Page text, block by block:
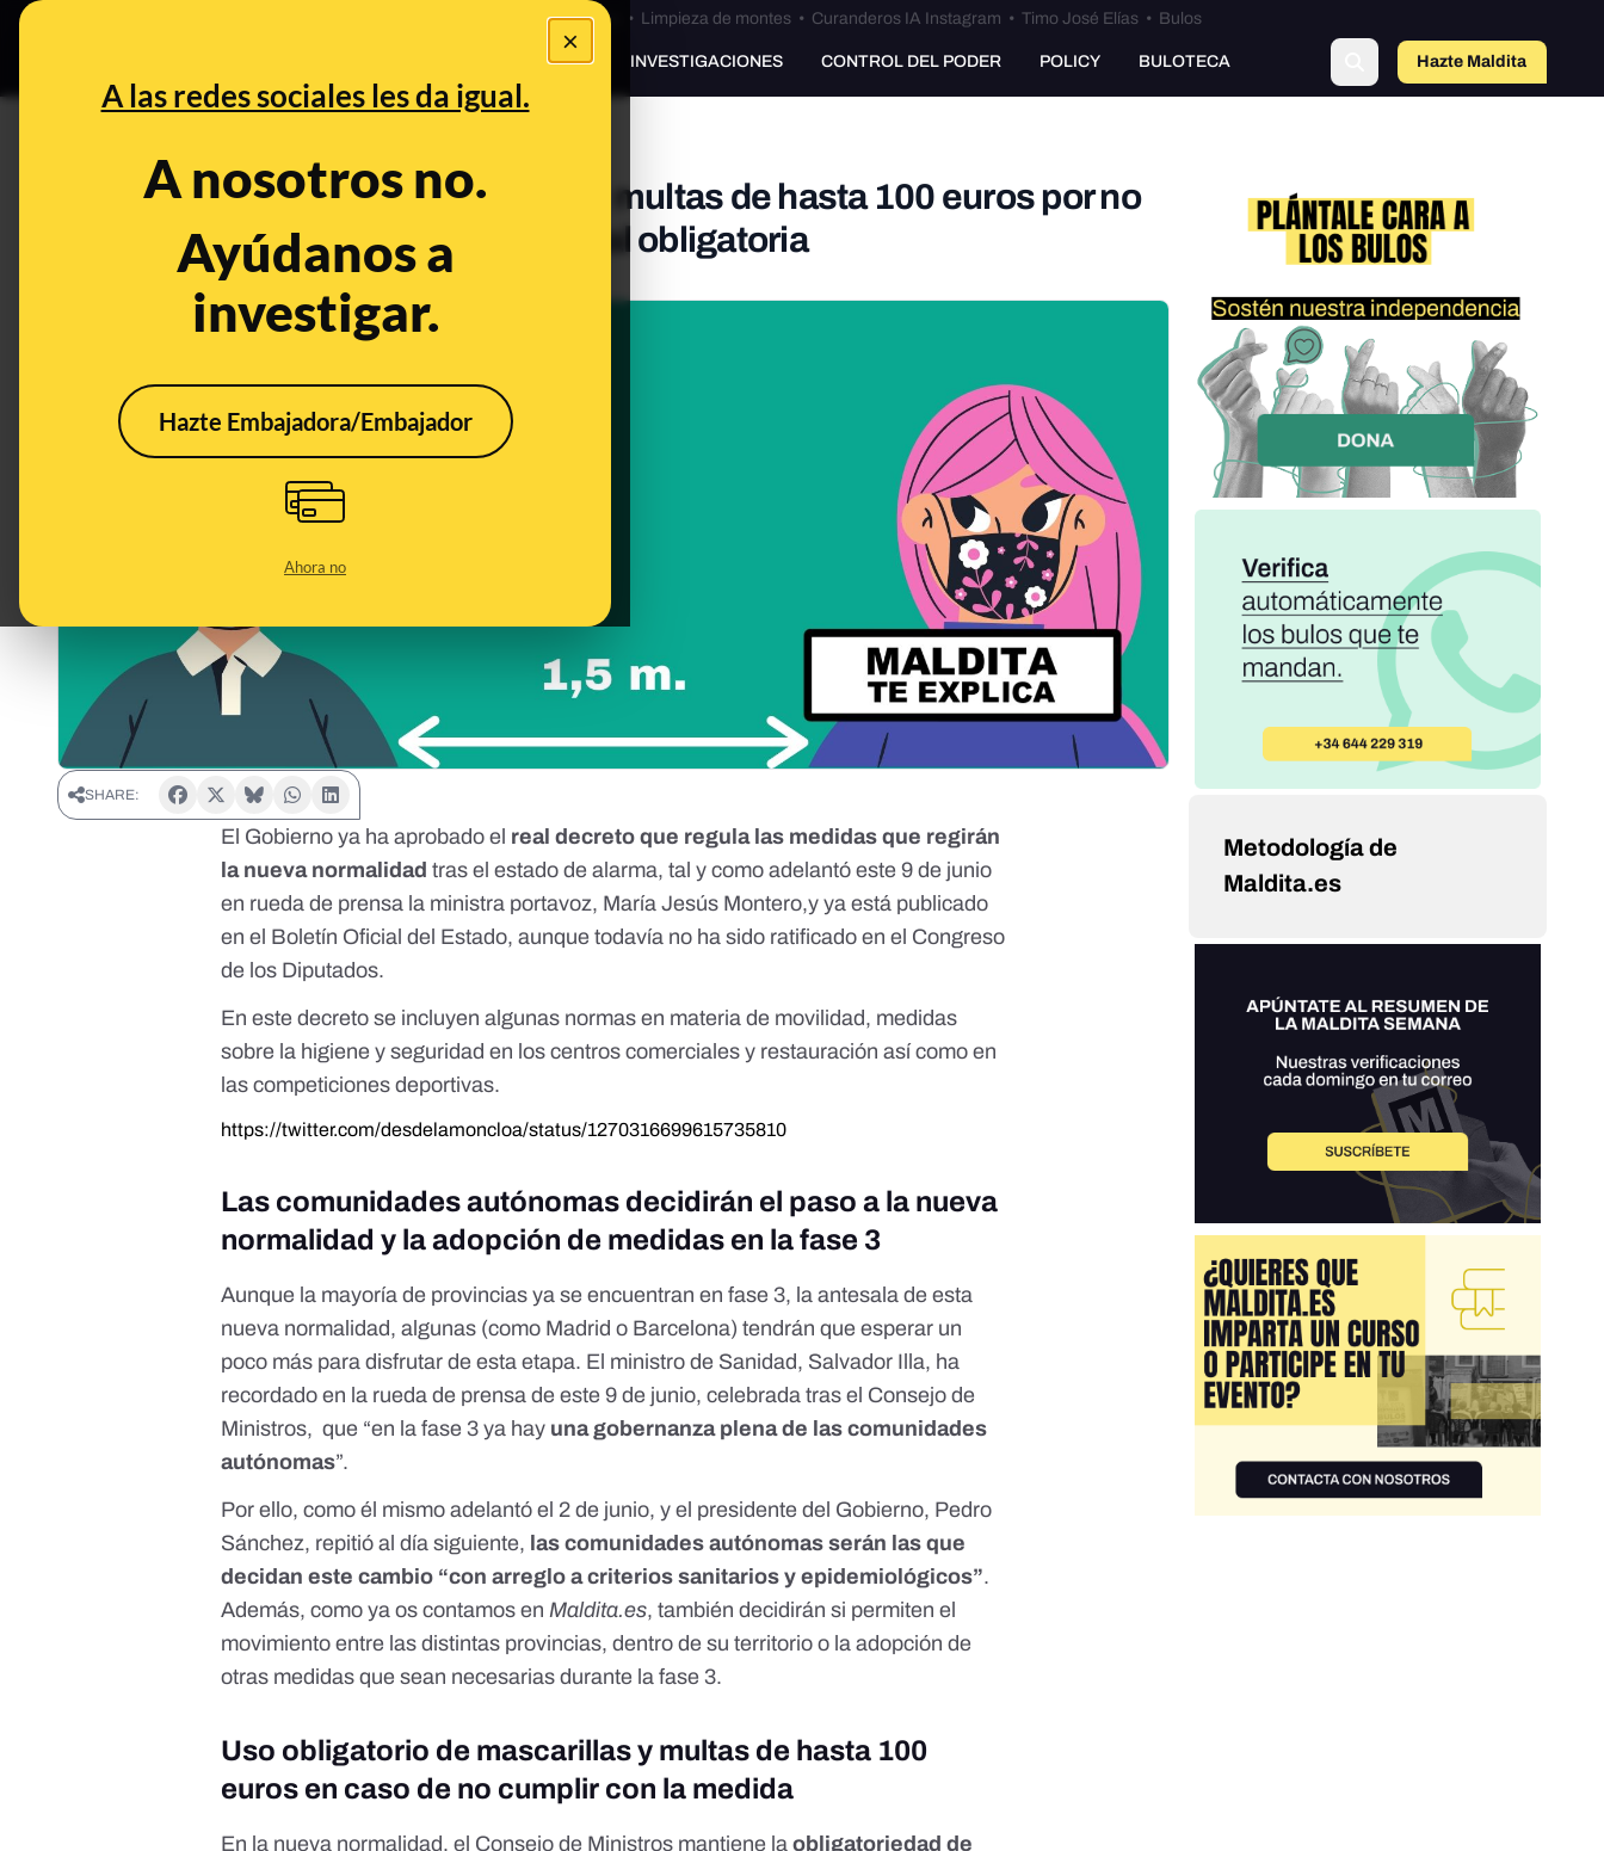
×
A las redes sociales les da igual.
A nosotros no.
Ayúdanos a
investigar.
Hazte Embajadora/Embajador
Ahora no
Bulos Ceuta • Limpieza de montes• Curanderos IA Instagram • Timo José Elías• Bulos
PREBUNKING INVESTIGACIONES CONTROL DEL PODER POLICY BULOTECA Hazte Maldita
El decreto de la nueva normalidad: multas de hasta 100 euros por no
llevar la mascarilla y distancia social obligatoria
Jun 10, 2020, 9:20:50 AM
SHARE:
El Gobierno ya ha aprobado el real decreto que regula las medidas que regirán
la nueva normalidad tras el estado de alarma, tal y como adelantó este 9 de junio
en rueda de prensa la ministra portavoz, María Jesús Montero,y ya está publicado
en el Boletín Oficial del Estado, aunque todavía no ha sido ratificado en el Congreso
de los Diputados.
En este decreto se incluyen algunas normas en materia de movilidad, medidas
sobre la higiene y seguridad en los centros comerciales y restauración así como en
las competiciones deportivas.
https://twitter.com/desdelamoncloa/status/1270316699615735810
Las comunidades autónomas decidirán el paso a la nueva
normalidad y la adopción de medidas en la fase 3
Aunque la mayoría de provincias ya se encuentran en fase 3, la antesala de esta
nueva normalidad, algunas (como Madrid o Barcelona) tendrán que esperar un
poco más para disfrutar de esta etapa. El ministro de Sanidad, Salvador Illa, ha
recordado en la rueda de prensa de este 9 de junio, celebrada tras el Consejo de
Ministros, que “en la fase 3 ya hay una gobernanza plena de las comunidades
autónomas”.
Por ello, como él mismo adelantóel 2 de junio, y el presidente del Gobierno, Pedro
Sánchez, repitióal día siguiente, las comunidades autónomas serán las que
decidan este cambio “con arreglo a criterios sanitarios y epidemiológicos”.
Además, comoya os contamos enMaldita.es, también decidirán si permiten el
movimiento entre las distintas provincias, dentro de su territorio o la adopción de
otras medidas que sean necesarias durante la fase 3.
Uso obligatorio de mascarillas y multas de hasta 100
euros en caso de no cumplir con la medida
En la nueva normalidad, el Consejo de Ministros mantiene la obligatoriedad de
Metodología de
Maldita.es